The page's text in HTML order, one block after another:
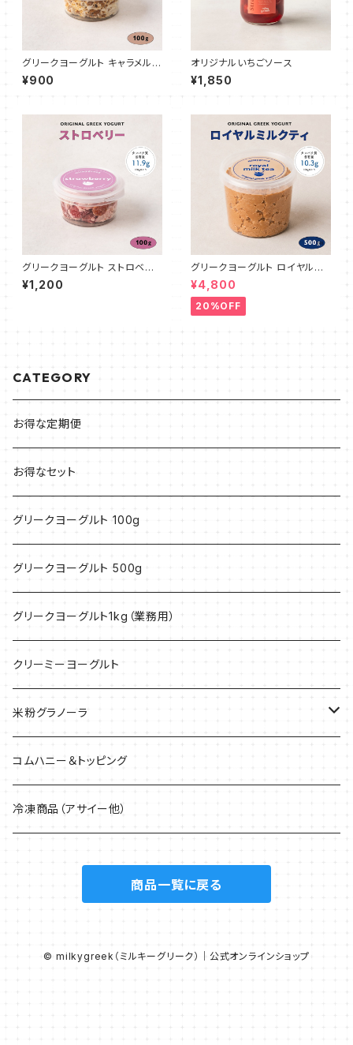
グリークヨーグルト キャラメルビ
スケット 100g
¥900
オリジナルいちごソース
¥1,850
グリークヨーグルト ストロベリ
ー 100g
¥1,200
グリークヨーグルト ロイヤルミ
ルクティ 500g
¥4,800
20%OFF
CATEGORY
お得な定期便
お得なセット
グリークヨーグルト 100g
グリークヨーグルト 500g
グリークヨーグルト1kg（業務用）
クリーミーヨーグルト
米粉グラノーラ
40g
200g
コムハニー＆トッピング
冷凍商品（アサイー他）
商品一覧に戻る
© milkygreek（ミルキーグリーク）｜公式オンラインショップ